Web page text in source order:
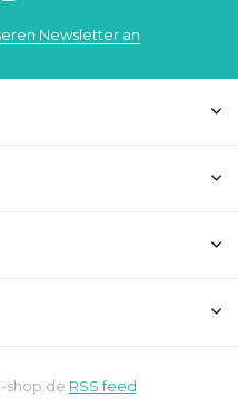
Newsletter an
shop.de RSS feed